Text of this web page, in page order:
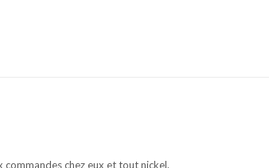
chez eux et tout nickel.